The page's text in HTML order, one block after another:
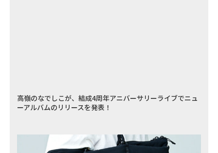
高嶺のなでしこが、結成4周年アニバーサリーライブでニュ
ーアルバムのリリースを発表！